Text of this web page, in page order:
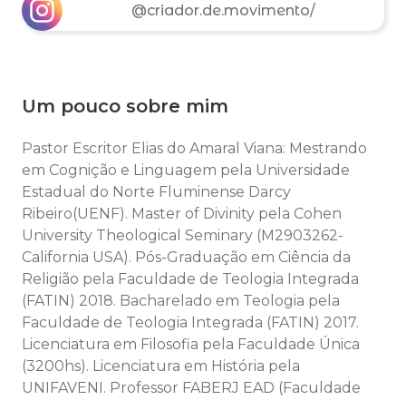
@criador.de.movimento/
Um pouco sobre mim
Pastor Escritor Elias do Amaral Viana: Mestrando
em Cognição e Linguagem pela Universidade
Estadual do Norte Fluminense Darcy
Ribeiro(UENF). Master of Divinity pela Cohen
University Theological Seminary (M2903262-
California USA). Pós-Graduação em Ciência da
Religião pela Faculdade de Teologia Integrada
(FATIN) 2018. Bacharelado em Teologia pela
Faculdade de Teologia Integrada (FATIN) 2017.
Licenciatura em Filosofia pela Faculdade Única
(3200hs). Licenciatura em História pela
UNIFAVENI. Professor FABERJ EAD (Faculdade